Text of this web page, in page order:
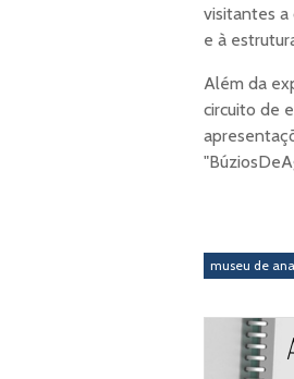
visitantes a
e à
Além da
circuito de
museu de